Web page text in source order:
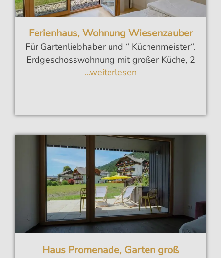
Ferienhaus, Wohnung Wiesenzauber
Für Gartenliebhaber und “ Küchenmeister“.
Erdgeschosswohnung mit großer Küche, 2
...weiterlesen
Haus Promenade, Garten groß